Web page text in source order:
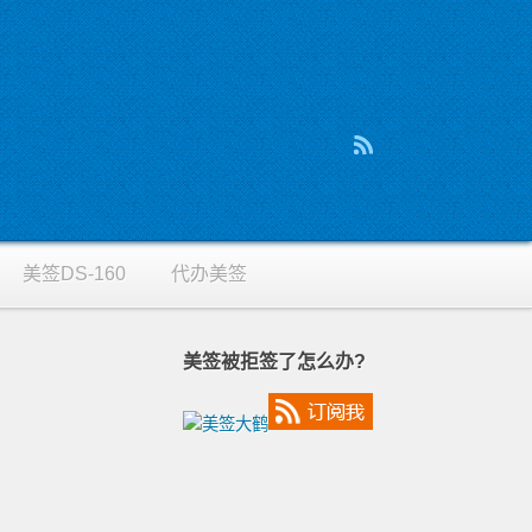
美签DS-160 代办美签
美签被拒签了怎么办?